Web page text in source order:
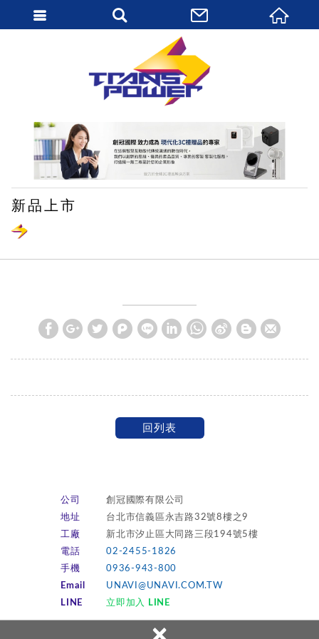
新品上市
回列表
公司
創冠國際有限公司
地址
台北市信義區永吉路32號8樓之9
工廠
新北市汐止區大同路三段194號5樓
電話
02-2455-1826
手機
0936-943-800
Email
UNAVI@UNAVI.COM.TW
LINE
立即加入 LINE
繁體中文